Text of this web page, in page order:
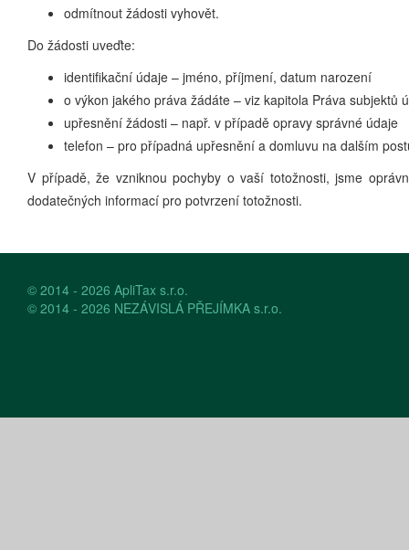
odmítnout žádosti vyhovět.
Do žádosti uveďte:
identifikační údaje – jméno, příjmení, datum narození
o výkon jakého práva žádáte – viz kapitola Práva subjektů
upřesnění žádosti – např. v případě opravy správné údaje
telefon – pro případná upřesnění a domluvu na dalším
V případě, že vzniknou pochyby o vaší totožnosti, jsme
dodatečných informací pro potvrzení totožnosti.
© 2014 - 2026 ApliTax s.r.o.
© 2014 - 2026 NEZÁVISLÁ PŘEJÍMKA s.r.o.